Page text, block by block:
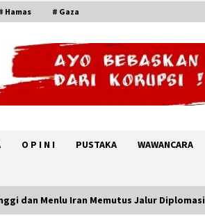
Hamas # Gaza
O P I N I PUSTAKA WAWANCARA
dan Menlu Iran Memutus Jalur Diplomasi